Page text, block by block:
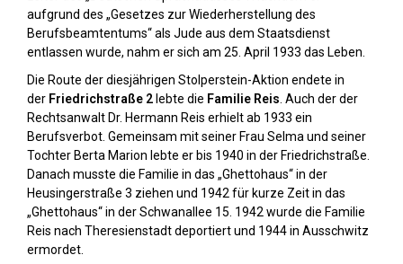
aufgrund des „Gesetzes zur Wiederherstellung des
Berufsbeamtentums“ als Jude aus dem Staatsdienst
entlassen wurde, nahm er sich am 25. April 1933 das Leben.
Die Route der diesjährigen Stolperstein-Aktion endete in
der Friedrichstraße 2lebte die Familie Reis . Auch der der
Rechtsanwalt Dr. Hermann Reis erhielt ab 1933 ein
Berufsverbot. Gemeinsam mit seiner Frau Selma und seiner
Tochter Berta Marion lebte er bis 1940 in der Friedrichstraße.
Danach musste die Familie in das „Ghettohaus“ in der
Heusingerstraße 3 ziehen und 1942 für kurze Zeit in das
„Ghettohaus“ in der Schwanallee 15. 1942 wurde die Familie
Reis nach Theresienstadt deportiert und 1944 in Ausschwitz
ermordet.